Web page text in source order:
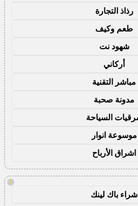
رذاذ التجارة
طعم وكيف
شهود نت
أركاني
مباشر التقنية
مدونة صحبة
السياحة
موسوعة انوار
اشراق الأرباح
!
شراء باك لينك